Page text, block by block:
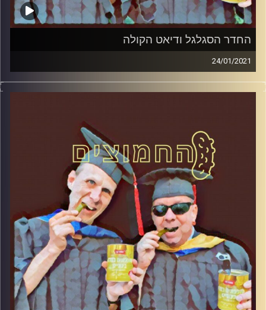
החדר הסגלגל ודיאט הקולה
24/01/2021
החמוצים – בפעם הרביעית
עם פרופסור בועז בן-דוד ופרופסור גלעד
הירשברגר
והפעם: החדר הסגלגל ודיאט הקולה
קרדיט תמונות:AudioVersity